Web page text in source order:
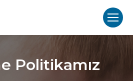
Politikamız